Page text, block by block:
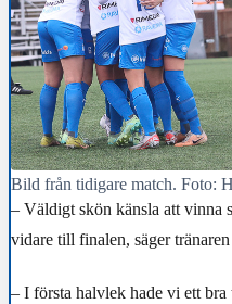
Bild från tidigare match. Foto:
– Väldigt skön känsla att vinna
vidare till finalen, säger
– I första halvlek hade vi ett